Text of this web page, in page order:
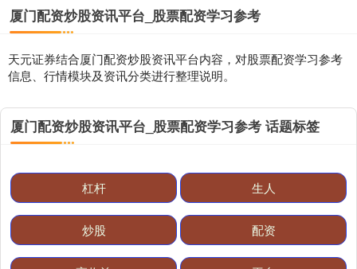
厦门配资炒股资讯平台_股票配资学习参考
天元证券结合厦门配资炒股资讯平台内容，对股票配资学习参考
信息、行情模块及资讯分类进行整理说明。
厦门配资炒股资讯平台_股票配资学习参考 话题标签
杠杆 生人
炒股 配资